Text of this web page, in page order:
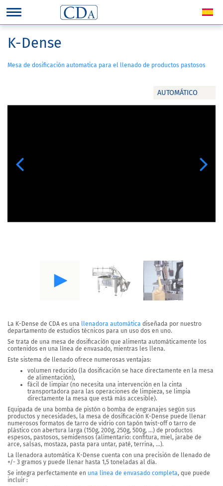
AUTOMÁTICO
Previous Next
K-Dense
Mesa de dosificación automatica para el llenado de productos pastosos
La K-Dense de CDA es una llenadora automática diseñada por nuestro
departamento de estudios técnicos para un uso dos en uno.
Se trata de una mesa de dosificación que alimenta automáticamente los
contenidos en una línea de envasado, mientras les llena.
Este sistema de llenado ofrece numerosas ventajas:
volumen reducido (la dosificación se hace directamente en la mesa
de alimentación),
fácil de limpiar (no necesita una intervención en la cinta
transportadora para las operaciones de limpieza, se limpia
directamente la mesa que está más accesible).
Equipada de una bomba de pistón o bomba de engranajes según sus
productos y necesidades, la mesa de dosificación K-Dense puede llenar
numerosos formatos de tarro de vidrio con tapón twist-off o tarro de
plástico con abertura larga (150g, 200g, 250g, 500g, …) de productos
espesos, pastosos, semidensos (alimentario: confitura, miel, jarabe de
arce, salsas, mostaza, pasta para untar, paté, terrina, …).
La llenadora automática K-Dense cuenta con una precisión de llenado de
+/- 3 gramos y puede llenar hasta 1,5 toneladas al día.
Se integra perfectamente en una línea de envasado completa, que puede
incluir :